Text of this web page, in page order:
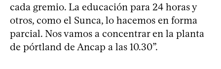
cada gremio. La educación para 24 horas y
otros, como el Sunca, lo hacemos en forma
parcial. Nos vamos a concentrar en la planta
de pórtland de Ancap a las 10.30”.